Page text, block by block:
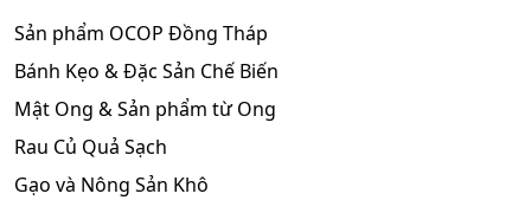
Sản phẩm OCOP Đồng Tháp
Bánh Kẹo & Đặc Sản Chế Biến
Mật Ong & Sản phẩm từ Ong
Rau Củ Quả Sạch
Gạo và Nông Sản Khô